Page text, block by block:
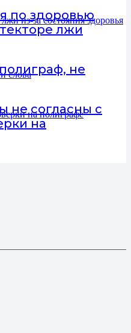
по здоровью
лжи
не
не согласны с
на